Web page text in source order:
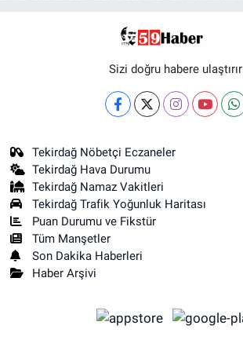
Sizi doğru habere ulaştırır
Tekirdağ Nöbetçi Eczaneler
Tekirdağ Hava Durumu
Tekirdağ Namaz Vakitleri
Tekirdağ Trafik Yoğunluk Haritası
Puan Durumu ve Fikstür
Tüm Manşetler
Son Dakika Haberleri
Haber Arşivi